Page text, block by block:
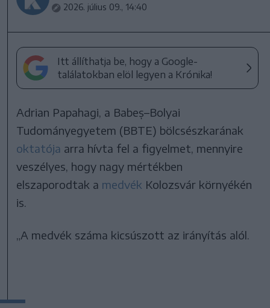
2026. július 09., 14:40
Itt állíthatja be, hogy a Google-
találatokban elöl legyen a Krónika!
Adrian Papahagi, a Babeș–Bolyai
Tudományegyetem (BBTE) bölcsészkarának
oktatója arra hívta fel a figyelmet, mennyire
veszélyes, hogy nagy mértékben
elszaporodtak a medvék Kolozsvár környékén
is.
„A medvék száma kicsúszott az irányítás alól.